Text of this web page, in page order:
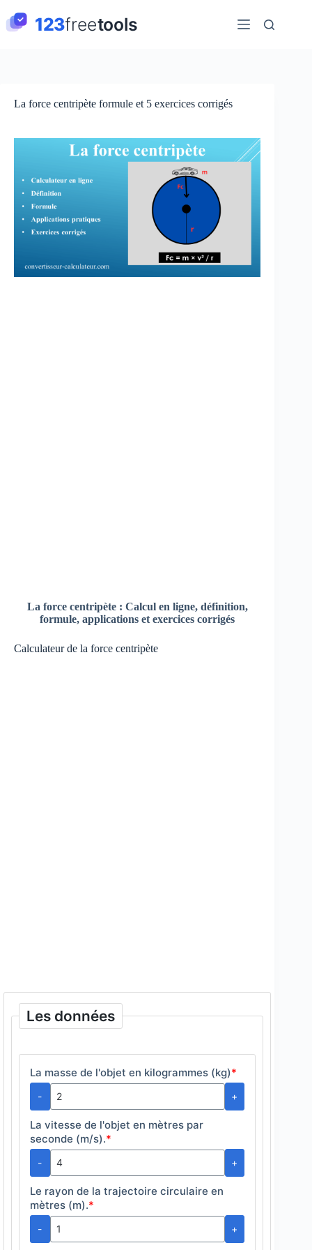
au
contenu
La force centripète formule et 5 exercices corrigés
La force centripète : Calcul en ligne, définition,
formule, applications et exercices corrigés
Calculateur de la force centripète
Les données
La masse de l'objet en kilogrammes (kg)*
- +
La vitesse de l'objet en mètres par
seconde (m/s).*
- +
Le rayon de la trajectoire circulaire en
mètres (m).*
- +